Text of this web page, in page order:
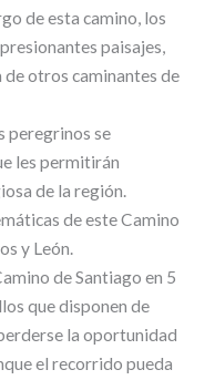
de esta camino, los
paisajes,
otros caminantes de
peregrinos se
les permitirán
de la región.
de este Camino
y León.
de Santiago en 5
que disponen de
la oportunidad
el recorrido pueda